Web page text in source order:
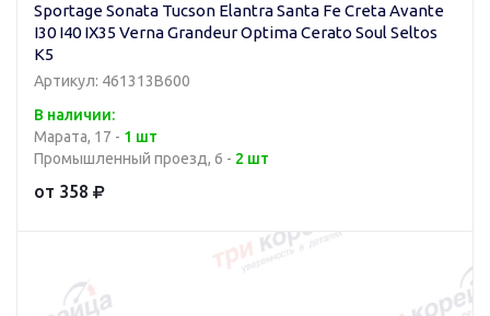
Sportage Sonata Tucson Elantra Santa Fe Creta Avante
I30 I40 IX35 Verna Grandeur Optima Cerato Soul Seltos
K5
Артикул: 461313B600
В наличии:
Марата, 17 - 1 шт
Промышленный проезд, 6 - 2 шт
от 358